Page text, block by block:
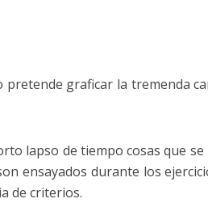
graficar la tremenda
lapso de tiempo cosas que
ensayados durante los
de criterios.